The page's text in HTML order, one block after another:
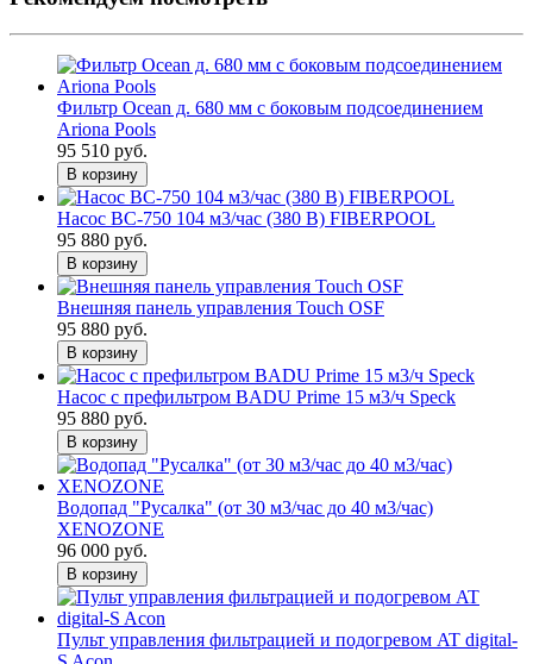
Фильтр Ocean д. 680 мм с боковым подсоединением
Ariona Pools
95 510 руб.
В корзину
Насос BC-750 104 м3/час (380 В) FIBERPOOL
95 880 руб.
В корзину
Внешняя панель управления Touch OSF
95 880 руб.
В корзину
Насос с префильтром BADU Prime 15 м3/ч Speck
95 880 руб.
В корзину
Водопад "Русалка" (от 30 м3/час до 40 м3/час)
XENOZONE
96 000 руб.
В корзину
Пульт управления фильтрацией и подогревом AT digital-